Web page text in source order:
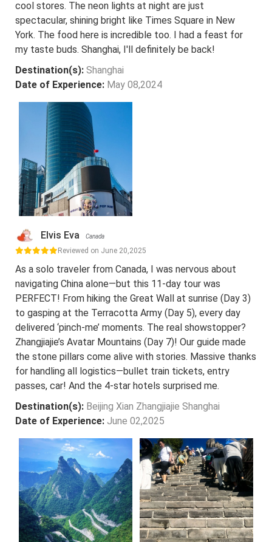
cool stores. The neon lights at night are just
spectacular, shining bright like Times Square in New
York. The food here is incredible too. I had a feast for
my taste buds. Shanghai, I'll definitely be back!
Destination(s): Shanghai
Date of Experience: May 08,2024
Elvis Eva Canada
Reviewed on June 20,2025
As a solo traveler from Canada, I was nervous about
navigating China alone—but this 11-day tour was
PERFECT! From hiking the Great Wall at sunrise (Day 3)
to gasping at the Terracotta Army (Day 5), every day
delivered ‘pinch-me’ moments. The real showstopper?
Zhangjiajie’s Avatar Mountains (Day 7)! Our guide made
the stone pillars come alive with stories. Massive thanks
for handling all logistics—bullet train tickets, entry
passes, car! And the 4-star hotels surprised me.
Destination(s): Beijing Xian Zhangjiajie Shanghai
Date of Experience: June 02,2025